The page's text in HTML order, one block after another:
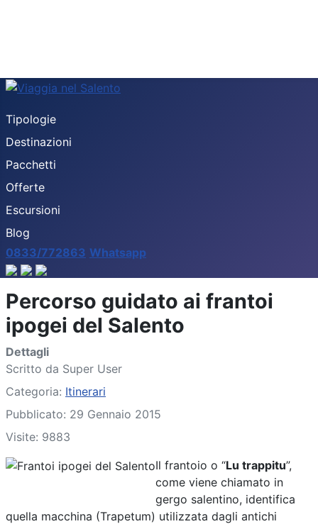
Tipologie
Destinazioni
Pacchetti
Offerte
Escursioni
Blog
0833/772863 Whatsapp
Percorso guidato ai frantoi
ipogei del Salento
Dettagli
Scritto da Super User
Categoria: Itinerari
Pubblicato: 29 Gennaio 2015
Visite: 9883
Il frantoio o “Lu trappitu”,
come viene chiamato in
gergo salentino, identifica
quella macchina (Trapetum) utilizzata dagli antichi